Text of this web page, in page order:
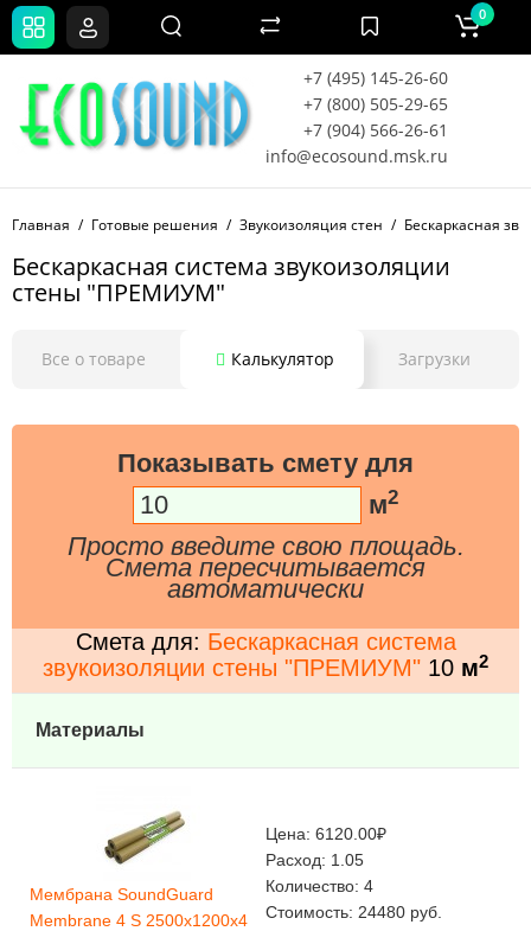
+7 (495) 145-26-60
+7 (800) 505-29-65
+7 (904) 566-26-61
info@ecosound.msk.ru
0
Главная Готовые решения Звукоизоляция стен Бескаркасная
Бескаркасная система звукоизоляции
стены "ПРЕМИУМ"
Все о товаре Калькулятор Загрузки
Показывать смету для
м2
Просто введите свою площадь.
Смета пересчитывается
автоматически
Смета для: Бескаркасная система
звукоизоляции стены "ПРЕМИУМ" 10 м2
Материалы
Мембрана SoundGuard
Membrane 4 S 2500х1200х4
Цена: 6120.00₽
Расход: 1.05
Количество: 4
Стоимость: 24480 руб.